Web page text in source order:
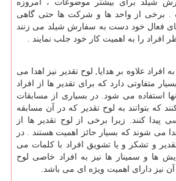
شیلد برای بیشتر موضوعات ، امروزه
. برخی از واحد ها و شرکت ها حتی گاهی
فعال خود دست به سفارش شیلد می زنند
افراد را به اهمیت کار خود جلب نمایند .
افراد علاوه بر هدایا, لوح تقدیر نیز اهدا می
متفاوتی دارد که برای تقدیر ها از افراد
استفاده می شود. در بسیاری از مسابقات
که بتوانند به لوح تقدیر که در آن مسابقه
کنند. زیرا برخی از لوح تقدیر ها از
می شوند که بسیار حائز اهمیت هستند . در
و تشکر و یا تشویق افراد با کلمات می
ها و سمینار ها نیز به افراد خاصی لوح
نیز دارای اهمیت ویژه ای می باشد.